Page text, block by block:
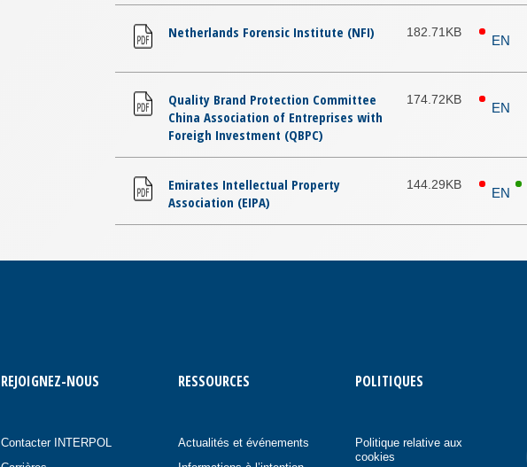
Netherlands Forensic Institute (NFI) 182.71KB
EN
Quality Brand Protection Committee
China Association of Entreprises with
Foreigh Investment (QBPC)
174.72KB
EN
Emirates Intellectual Property
Association (EIPA)
144.29KB
EN
REJOIGNEZ-NOUS
Contacter INTERPOL
RESSOURCES
Actualités et événements
POLITIQUES
Politique relative aux
cookies